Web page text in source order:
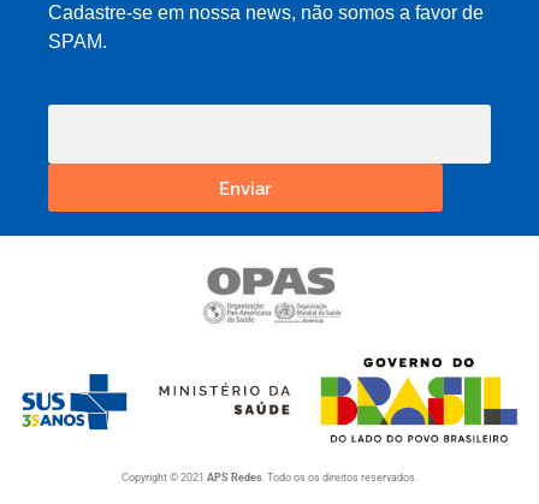
Cadastre-se em nossa news, não somos a favor de
SPAM.
Enviar
Copyright © 2021 APS Redes. Todo os os direitos reservados.